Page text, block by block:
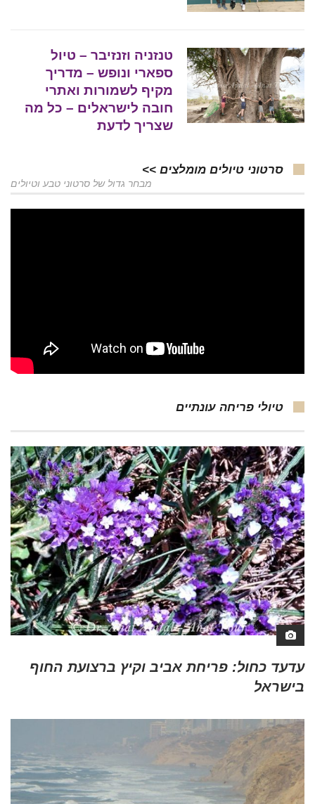
טנזניה וזנזיבר – טיול
ספארי ונופש – מדריך
מקיף לשמורות ואתרי
חובה לישראלים – כל מה
שצריך לדעת
סרטוני טיולים מומלצים >>
מבחר גדול של סרטוני טבע וטיולים
טיולי פריחה עונתיים
עדעד כחול: פריחת אביב וקיץ ברצועת החוף
בישראל